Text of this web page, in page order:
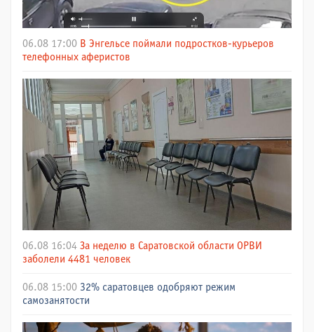
06.08 17:00 В Энгельсе поймали подростков-курьеров
телефонных аферистов
06.08 16:04 За неделю в Саратовской области ОРВИ
заболели 4481 человек
06.08 15:00 32% саратовцев одобряют режим
самозанятости